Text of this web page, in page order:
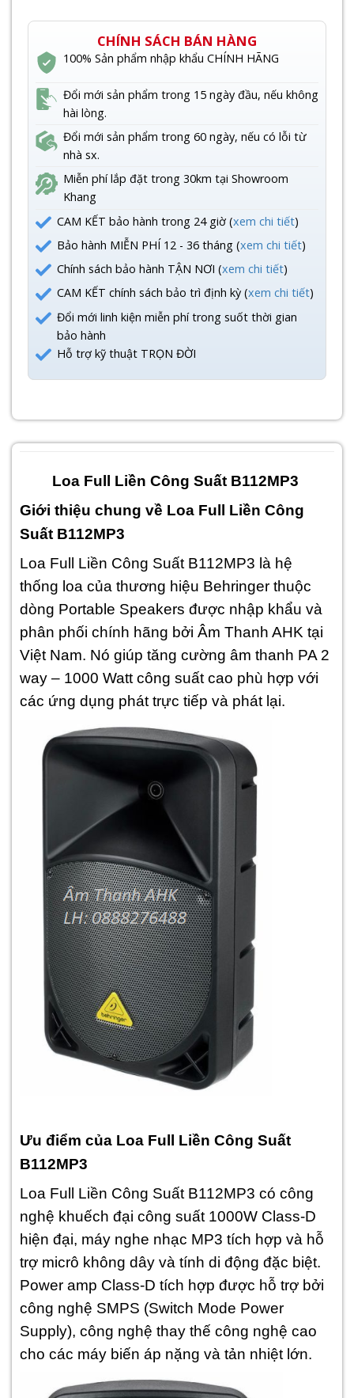
CHÍNH SÁCH BÁN HÀNG
100% Sản phẩm nhập khẩu CHÍNH HÃNG
Đổi mới sản phẩm trong 15 ngày đầu, nếu không
hài lòng.
Đổi mới sản phẩm trong 60 ngày, nếu có lỗi từ
nhà sx.
Miễn phí lắp đặt trong 30km tại Showroom
Khang
CAM KẾT bảo hành trong 24 giờ (xem chi tiết)
Bảo hành MIỄN PHÍ 12 - 36 tháng (xem chi tiết)
Chính sách bảo hành TẬN NƠI (xem chi tiết)
CAM KẾT chính sách bảo trì định kỳ (xem chi tiết)
Đổi mới linh kiện miễn phí trong suốt thời gian
bảo hành
Hỗ trợ kỹ thuật TRỌN ĐỜI
Loa Full Liền Công Suất B112MP3
Giới thiệu chung về Loa Full Liền Công
Suất B112MP3
Loa Full Liền Công Suất B112MP3 là hệ
thống loa của thương hiệu Behringer thuộc
dòng Portable Speakers được nhập khẩu và
phân phối chính hãng bởi Âm Thanh AHK tại
Việt Nam. Nó giúp tăng cường âm thanh PA 2
way – 1000 Watt công suất cao phù hợp với
các ứng dụng phát trực tiếp và phát lại.
Ưu điểm của Loa Full Liền Công Suất
B112MP3
Loa Full Liền Công Suất B112MP3 có công
nghệ khuếch đại công suất 1000W Class-D
hiện đại, máy nghe nhạc MP3 tích hợp và hỗ
trợ micrô không dây và tính di động đặc biệt.
Power amp Class-D tích hợp được hỗ trợ bởi
công nghệ SMPS (Switch Mode Power
Supply), công nghệ thay thế công nghệ cao
cho các máy biến áp nặng và tản nhiệt lớn.